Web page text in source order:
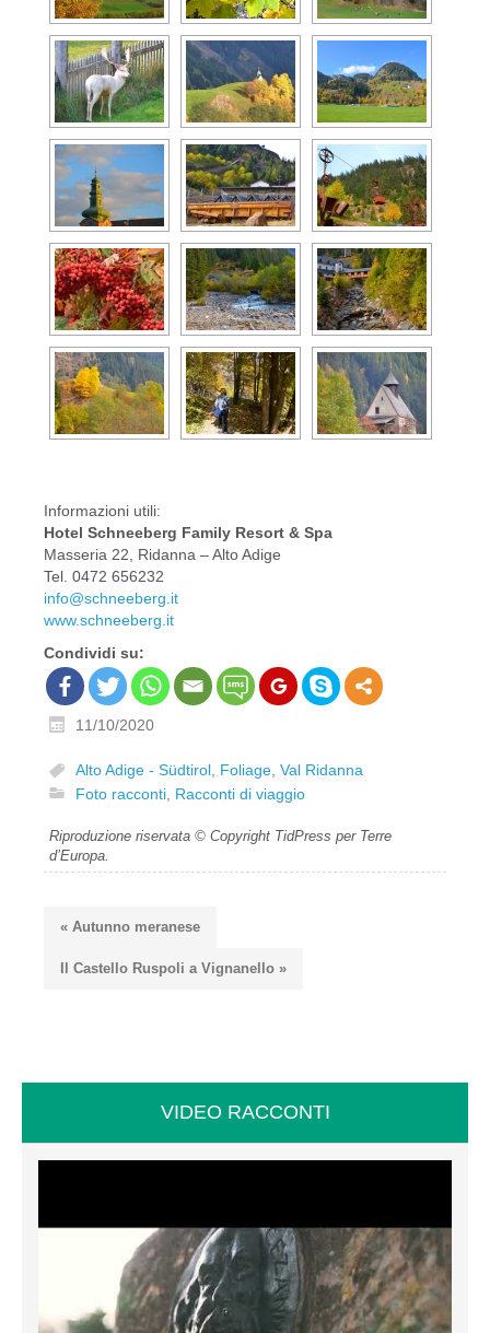
Informazioni utili:
Hotel Schneeberg Family Resort & Spa
Masseria 22, Ridanna – Alto Adige
Tel. 0472 656232
info@schneeberg.it
www.schneeberg.it
Condividi su:
11/10/2020
Alto Adige - Südtirol, Foliage, Val Ridanna
Foto racconti Racconti di viaggio
Riproduzione riservata © Copyright TidPress per Terre
d’Europa.
« Autunno meranese
Il Castello Ruspoli a Vignanello »
VIDEO RACCONTI